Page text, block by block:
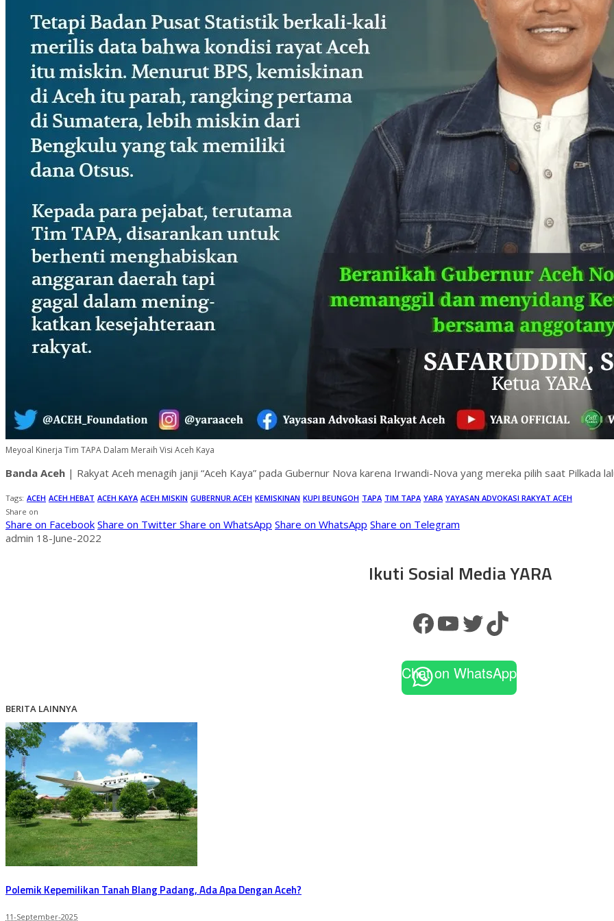
Meyoal Kinerja Tim TAPA Dalam Meraih Visi Aceh Kaya
Banda Aceh | Rakyat Aceh menagih janji “Aceh Kaya” pada Gubernur Nova karena Irwandi-Nova yang mereka pilih saat Pilkada
Tags: ACEH ACEH HEBAT ACEH KAYA ACEH MISKIN GUBERNUR ACEH KEMISKINAN KUPI BEUNGOH TAPA TIM TAPA YARA YAYASAN ADVOKASI RAKYAT ACEH
Share on
Share on Facebook Share on Twitter Share on WhatsApp Share on WhatsApp Share on Telegram
admin 18-June-2022
Ikuti Sosial Media YARA
Facebook
YouTube
Twitter
TikTok
Chat on WhatsApp
BERITA LAINNYA
Polemik Kepemilikan Tanah Blang Padang, Ada Apa Dengan Aceh?
11-September-2025